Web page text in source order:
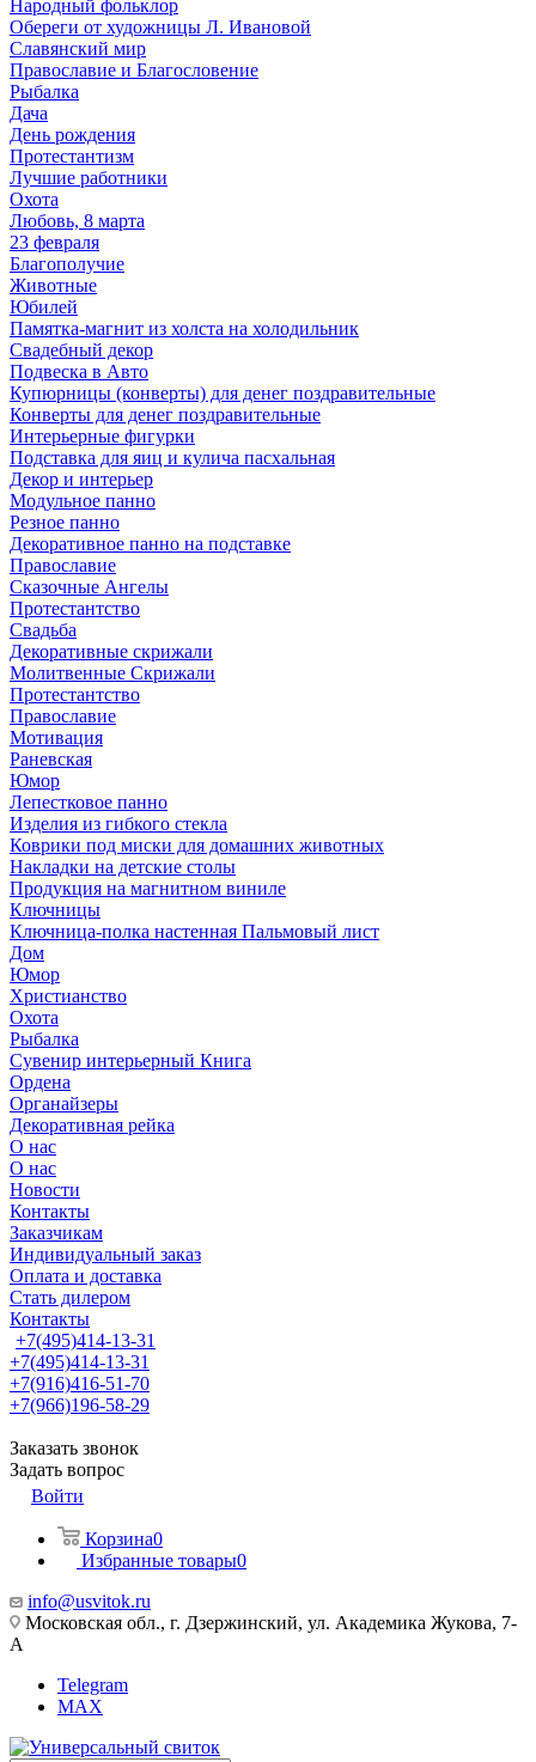
Народный фольклор
Обереги от художницы Л. Ивановой
Славянский мир
Православие и Благословение
Рыбалка
Дача
День рождения
Протестантизм
Лучшие работники
Охота
Любовь, 8 марта
23 февраля
Благополучие
Животные
Юбилей
Памятка-магнит из холста на холодильник
Свадебный декор
Подвеска в Авто
Купюрницы (конверты) для денег поздравительные
Конверты для денег поздравительные
Интерьерные фигурки
Подставка для яиц и кулича пасхальная
Декор и интерьер
Модульное панно
Резное панно
Декоративное панно на подставке
Православие
Сказочные Ангелы
Протестантство
Свадьба
Декоративные скрижали
Молитвенные Скрижали
Протестантство
Православие
Мотивация
Раневская
Юмор
Лепестковое панно
Изделия из гибкого стекла
Коврики под миски для домашних животных
Накладки на детские столы
Продукция на магнитном виниле
Ключницы
Ключница-полка настенная Пальмовый лист
Дом
Юмор
Христианство
Охота
Рыбалка
Сувенир интерьерный Книга
Ордена
Органайзеры
Декоративная рейка
О нас
О нас
Новости
Контакты
Заказчикам
Индивидуальный заказ
Оплата и доставка
Стать дилером
Контакты
+7(495)414-13-31
+7(495)414-13-31
+7(916)416-51-70
+7(966)196-58-29
Заказать звонок
Задать вопрос
Войти
Корзина0
Избранные товары0
info@usvitok.ru
Московская обл., г. Дзержинский, ул. Академика Жукова, 7-
А
Telegram
MAX